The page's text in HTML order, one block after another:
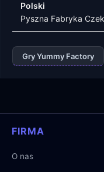
Polski
Pyszna Fabryka
Gry Yummy Factory
FIRMA
O nas